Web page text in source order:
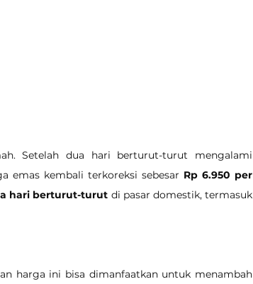
Setelah dua hari berturut-turut mengalami
emas kembali terkoreksi sebesar Rp 6.950 per
hari berturut-turut di pasar domestik, termasuk
harga ini bisa dimanfaatkan untuk menambah